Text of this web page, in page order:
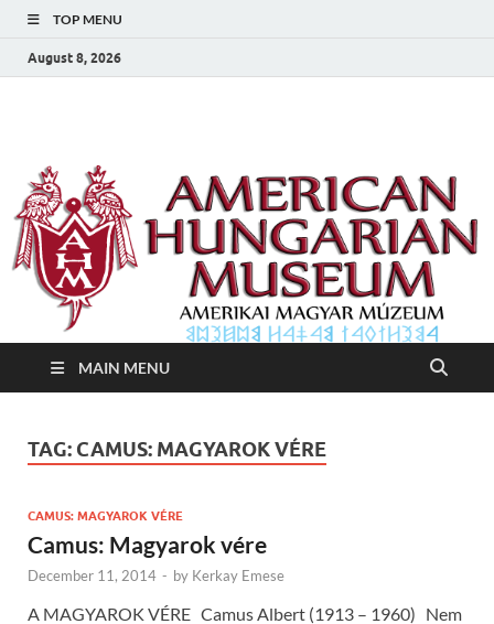
TOP MENU
August 8, 2026
Amerikai Magyar
Múzeum
MAIN MENU
TAG: CAMUS: MAGYAROK VÉRE
CAMUS: MAGYAROK VÉRE
Camus: Magyarok vére
December 11, 2014 - by Kerkay Emese
A MAGYAROK VÉRE Camus Albert (1913 – 1960) Nem